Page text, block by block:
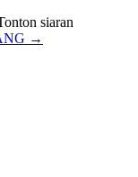
siaran
→